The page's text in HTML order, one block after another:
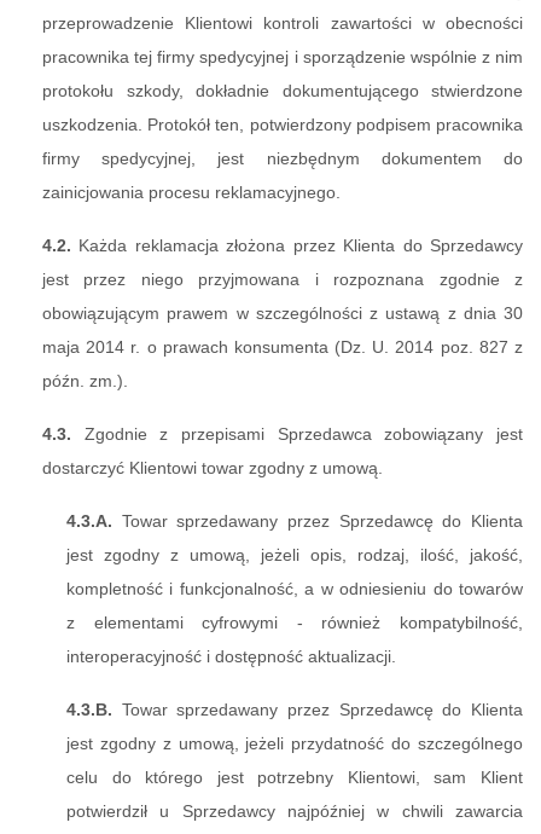
przeprowadzenie Klientowi kontroli zawartości w obecności
pracownika tej firmy spedycyjnej i sporządzenie wspólnie z nim
protokołu szkody, dokładnie dokumentującego stwierdzone
uszkodzenia. Protokół ten, potwierdzony podpisem pracownika
firmy spedycyjnej, jest niezbędnym dokumentem do
zainicjowania procesu reklamacyjnego.
4.2. Każda reklamacja złożona przez Klienta do Sprzedawcy
jest przez niego przyjmowana i rozpoznana zgodnie z
obowiązującym prawem w szczególności z ustawą z dnia 30
maja 2014 r. o prawach konsumenta (Dz. U. 2014 poz. 827 z
późn. zm.).
4.3. Zgodnie z przepisami Sprzedawca zobowiązany jest
dostarczyć Klientowi towar zgodny z umową.
4.3.A. Towar sprzedawany przez Sprzedawcę do Klienta
jest zgodny z umową, jeżeli opis, rodzaj, ilość, jakość,
kompletność i funkcjonalność, a w odniesieniu do towarów
z elementami cyfrowymi - również kompatybilność,
interoperacyjność i dostępność aktualizacji.
4.3.B. Towar sprzedawany przez Sprzedawcę do Klienta
jest zgodny z umową, jeżeli przydatność do szczególnego
celu do którego jest potrzebny Klientowi, sam Klient
potwierdził u Sprzedawcy najpóźniej w chwili zawarcia